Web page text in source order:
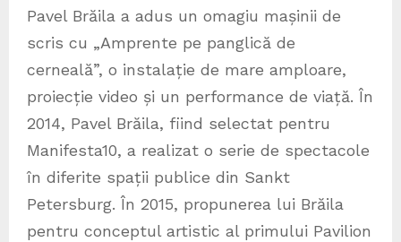
Pavel Brăila a adus un omagiu mașinii de
scris cu „Amprente pe panglică de
cerneală”, o instalație de mare amploare,
proiecție video și un performance de viață. În
2014, Pavel Brăila, fiind selectat pentru
Manifesta10, a realizat o serie de spectacole
în diferite spații publice din Sankt
Petersburg. În 2015, propunerea lui Brăila
pentru conceptul artistic al primului Pavilion